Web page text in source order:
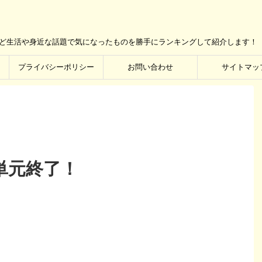
活や身近な話題で気になったものを勝手にランキングして紹介します！
プライバシーポリシー お問い合わせ サイトマッ
終了！